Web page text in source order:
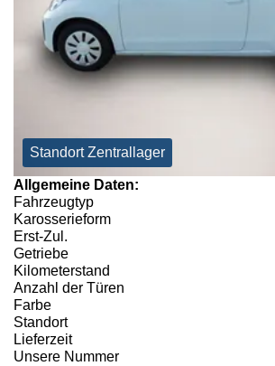
Standort Zentrallager
Allgemeine Daten:
Fahrzeugtyp
Karosserieform
Erst-Zul.
Getriebe
Kilometerstand
Anzahl der Türen
Farbe
Standort
Lieferzeit
Unsere Nummer